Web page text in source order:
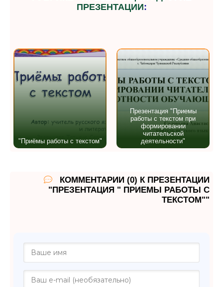
ПРЕЗЕНТАЦИИ:
"Приёмы работы с текстом"
Презентация "Приемы
работы с текстом при
формировании
читательской
деятельности"
КОММЕНТАРИИ (0) К ПРЕЗЕНТАЦИИ
"ПРЕЗЕНТАЦИЯ " ПРИЕМЫ РАБОТЫ С
ТЕКСТОМ""